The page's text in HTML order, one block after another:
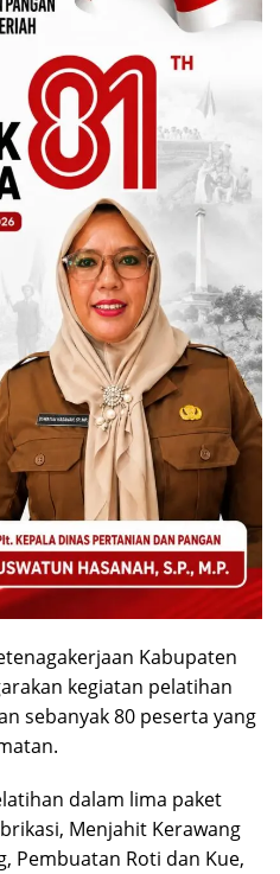
Kabupaten
kegiatan pelatihan
sebanyak 80 peserta yang
dalam lima paket
Menjahit Kerawang
Pembuatan Roti dan Kue,